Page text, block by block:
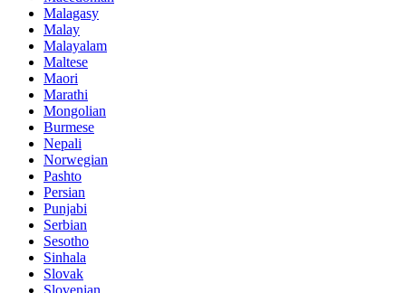
Malagasy
Malay
Malayalam
Maltese
Maori
Marathi
Mongolian
Burmese
Nepali
Norwegian
Pashto
Persian
Punjabi
Serbian
Sesotho
Sinhala
Slovak
Slovenian